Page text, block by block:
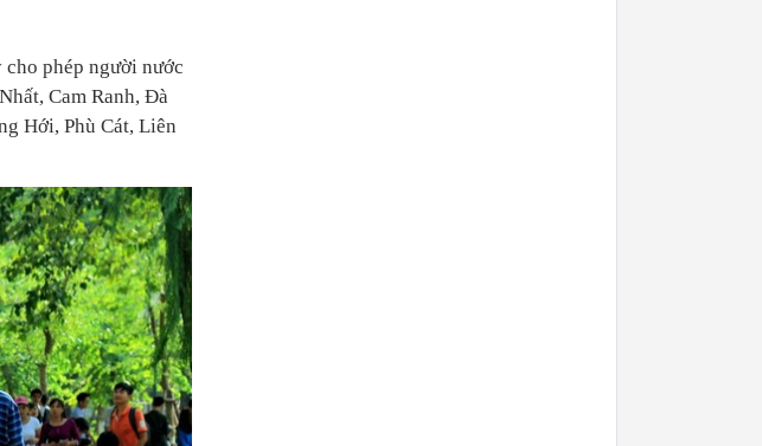
cho phép người nước
Cam Ranh, Đà
Hới, Phù Cát, Liên